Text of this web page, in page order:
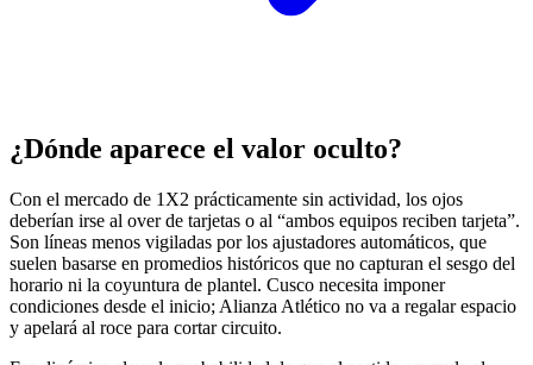
¿Dónde aparece el valor oculto?
Con el mercado de 1X2 prácticamente sin actividad, los ojos
deberían irse al over de tarjetas o al “ambos equipos reciben tarjeta”.
Son líneas menos vigiladas por los ajustadores automáticos, que
suelen basarse en promedios históricos que no capturan el sesgo del
horario ni la coyuntura de plantel. Cusco necesita imponer
condiciones desde el inicio; Alianza Atlético no va a regalar espacio
y apelará al roce para cortar circuito.